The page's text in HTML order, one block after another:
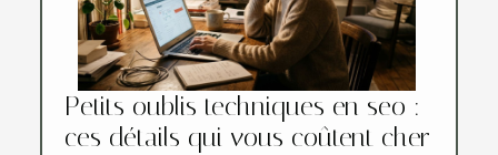
Petits oublis techniques en seo :
ces détails qui vous coûtent cher